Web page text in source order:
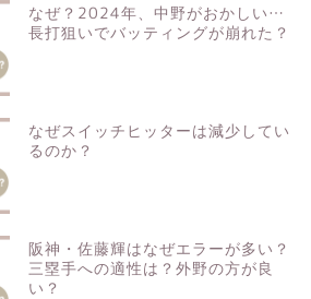
なぜ？2024年、中野がおかしい…
長打狙いでバッティングが崩れた？
なぜスイッチヒッターは減少してい
るのか？
阪神・佐藤輝はなぜエラーが多い？
三塁手への適性は？外野の方が良
い？